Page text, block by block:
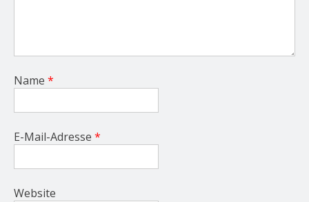
Name *
E-Mail-Adresse *
Website